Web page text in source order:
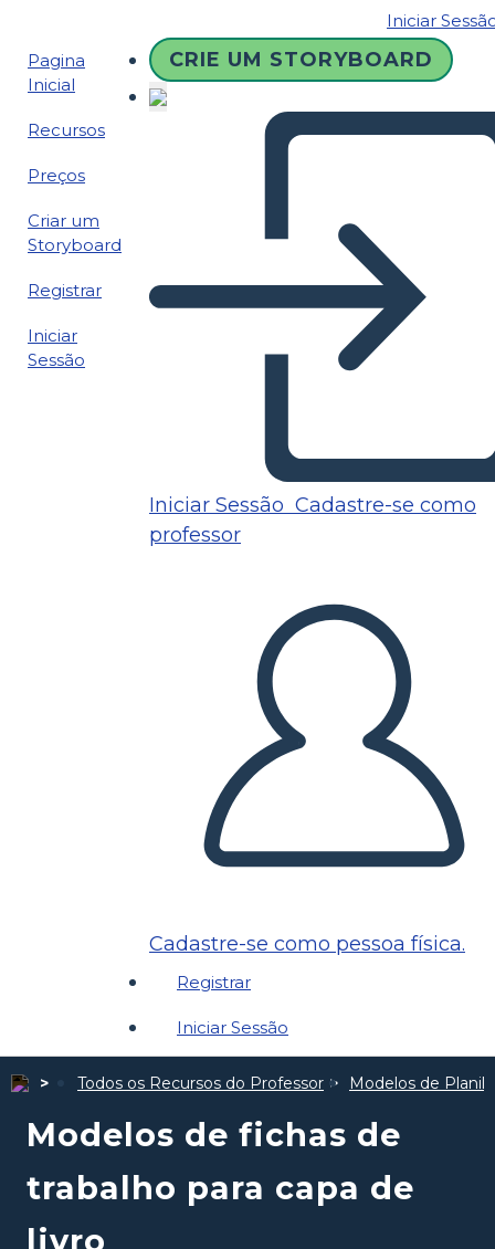
Iniciar
Pagina
Inicial
Recursos
Preços
Criar um
Storyboard
Registrar
Iniciar
Sessão
CRIE UM STORYBOARD
Iniciar Sessão Cadastre-se como
professor
Cadastre-se como pessoa física.
Registrar
Iniciar Sessão
Todos os Recursos do Professor Modelos de
Modelos de fichas de
trabalho para capa de
livro